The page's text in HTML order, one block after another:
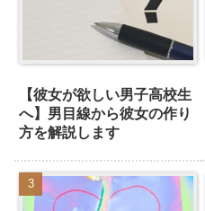
【彼女が欲しい男子高校生
へ】男目線から彼女の作り
方を解説します